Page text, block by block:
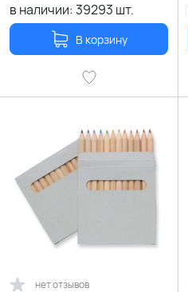
в наличии:39293 шт.
В корзину
нет отзывов